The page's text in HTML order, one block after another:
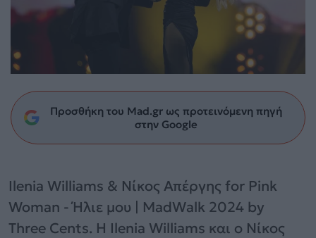
Προσθήκη του Mad.gr ως προτεινόμενη πηγή
στην Google
Ilenia Williams & Νίκος Απέργης for Pink
Woman - Ήλιε μου | MadWalk 2024 by
Three Cents. Η Ilenia Williams και ο Νίκος